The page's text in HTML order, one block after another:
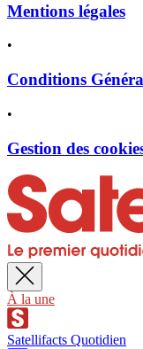
Mentions légales
•
Conditions
•
Gestion des
À la une
Satellifacts Quotidien